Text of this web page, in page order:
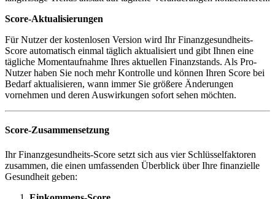
Score-Aktualisierungen
Für Nutzer der kostenlosen Version wird Ihr Finanzgesundheits-
Score automatisch einmal täglich aktualisiert und gibt Ihnen eine
tägliche Momentaufnahme Ihres aktuellen Finanzstands. Als Pro-
Nutzer haben Sie noch mehr Kontrolle und können Ihren Score bei
Bedarf aktualisieren, wann immer Sie größere Änderungen
vornehmen und deren Auswirkungen sofort sehen möchten.
Score-Zusammensetzung
Ihr Finanzgesundheits-Score setzt sich aus vier Schlüsselfaktoren
zusammen, die einen umfassenden Überblick über Ihre finanzielle
Gesundheit geben: